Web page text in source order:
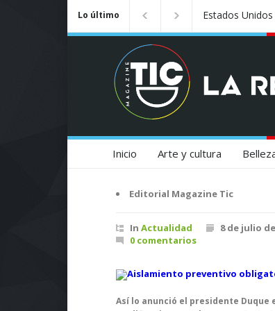
Lo último Estados
Restricciones a
Inicio Arte y cultura
Editorial Magazine Tic
In Actualidad 8 de julio
0 comentarios
Así lo anunció el presidente